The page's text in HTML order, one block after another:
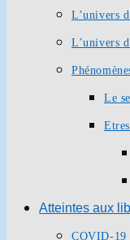
L’univers
L’univers
Le
Atteintes aux
COVID-19